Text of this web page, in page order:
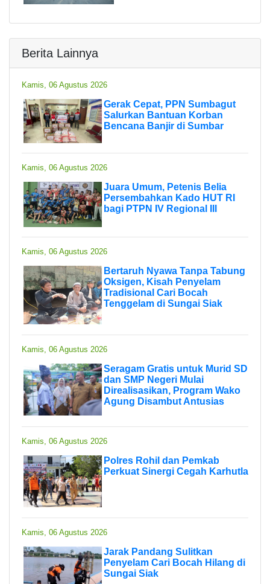
Berita Lainnya
Kamis, 06 Agustus 2026
Gerak Cepat, PPN Sumbagut
Salurkan Bantuan Korban
Bencana Banjir di Sumbar
Kamis, 06 Agustus 2026
Juara Umum, Petenis Belia
Persembahkan Kado HUT RI
bagi PTPN IV Regional III
Kamis, 06 Agustus 2026
Bertaruh Nyawa Tanpa Tabung
Oksigen, Kisah Penyelam
Tradisional Cari Bocah
Tenggelam di Sungai Siak
Kamis, 06 Agustus 2026
Seragam Gratis untuk Murid SD
dan SMP Negeri Mulai
Direalisasikan, Program Wako
Agung Disambut Antusias
Kamis, 06 Agustus 2026
Polres Rohil dan Pemkab
Perkuat Sinergi Cegah Karhutla
Kamis, 06 Agustus 2026
Jarak Pandang Sulitkan
Penyelam Cari Bocah Hilang di
Sungai Siak